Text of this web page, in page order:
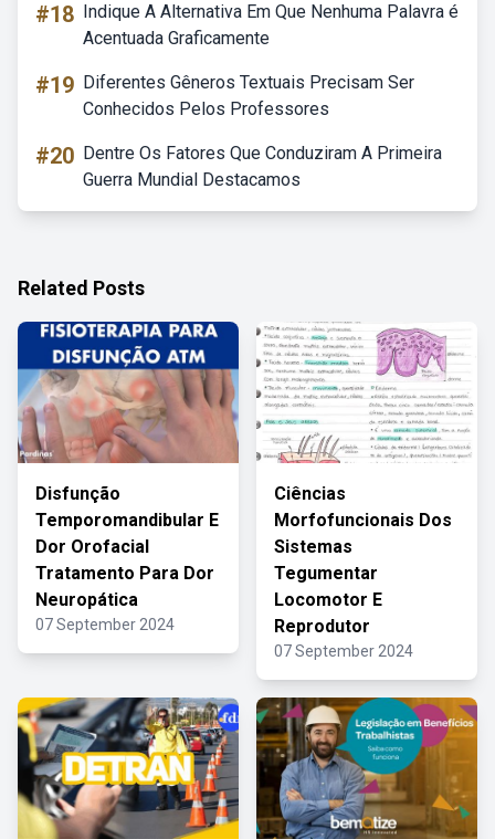
#18 Indique A Alternativa Em Que Nenhuma Palavra é
Acentuada Graficamente
#19 Diferentes Gêneros Textuais Precisam Ser
Conhecidos Pelos Professores
#20 Dentre Os Fatores Que Conduziram A Primeira
Guerra Mundial Destacamos
Related Posts
Disfunção
Temporomandibular E
Dor Orofacial
Tratamento Para Dor
Neuropática
07 September 2024
Ciências
Morfofuncionais Dos
Sistemas
Tegumentar
Locomotor E
Reprodutor
07 September 2024